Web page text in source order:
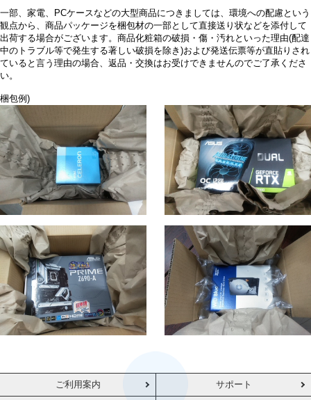
一部、家電、PCケースなどの大型商品につきましては、環境への配慮という
観点から、商品パッケージを梱包材の一部として直接送り状などを添付して
出荷する場合がございます。商品化粧箱の破損・傷・汚れといった理由(配達
中のトラブル等で発生する著しい破損を除き)および発送伝票等が直貼りされ
ていると言う理由の場合、返品・交換はお受けできませんのでご了承くださ
い。
梱包例)
ご利用案内 サポート